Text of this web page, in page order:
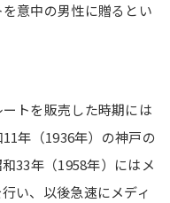
意中の男性に贈るとい
トを販売した時期には
年（1936年）の神戸の
33年（1958年）にはメ
い、以後急速にメディ